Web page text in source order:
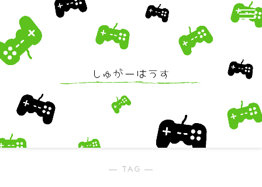
― TAG ―